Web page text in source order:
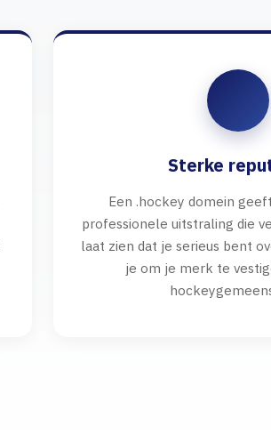
Sterke
Een .hockey domein
professionele uitstraling die
laat zien dat je serieus bent
je om je merk te